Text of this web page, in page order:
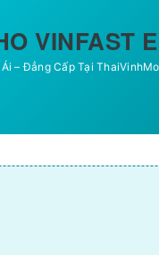
VINFAST
– Đẳng Cấp Tại